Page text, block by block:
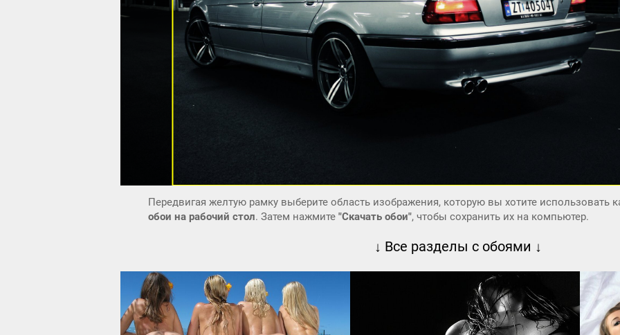
Передвигая желтую рамку выберите область изображения, которую вы хотите использовать
обои на рабочий стол. Затем нажмите "Скачать обои", чтобы сохранить их на компьютер.
↓ Все разделы с обоями ↓